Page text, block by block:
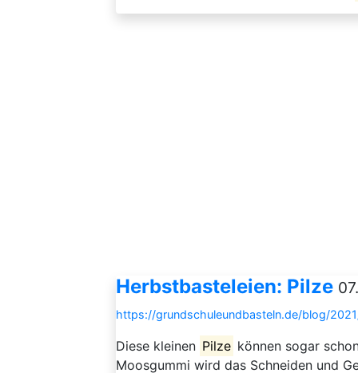
Herbstbasteleien: Pilze
https://grundschuleundbasteln.de/blog/
Diese kleinen Pilze können sogar
Moosgummi wird das Schneiden und